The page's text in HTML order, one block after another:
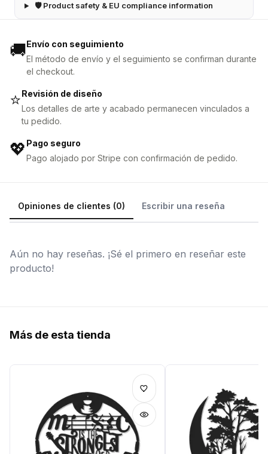
🛡 Product safety & EU compliance information
🚚Envío con seguimiento
El método de envío y el seguimiento se confirman durante
el checkout.
⭐Revisión de diseño
Los detalles de arte y acabado permanecen vinculados a
tu pedido.
💖 Pago seguro
Pago alojado por Stripe con confirmación de pedido.
Opiniones de clientes (0) Escribir una reseña
Aún no hay reseñas. ¡Sé el primero en reseñar este
producto!
Más de esta tienda